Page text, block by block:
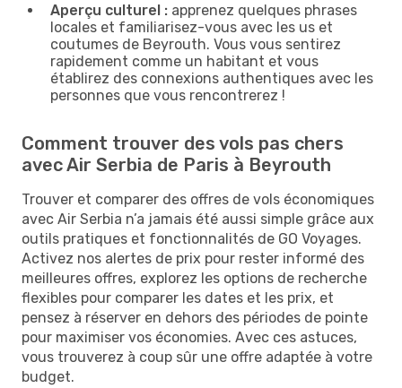
Aperçu culturel : apprenez quelques phrases
locales et familiarisez-vous avec les us et
coutumes de Beyrouth. Vous vous sentirez
rapidement comme un habitant et vous
établirez des connexions authentiques avec les
personnes que vous rencontrerez !
Comment trouver des vols pas chers
avec Air Serbia de Paris à Beyrouth
Trouver et comparer des offres de vols économiques
avec Air Serbia n’a jamais été aussi simple grâce aux
outils pratiques et fonctionnalités de GO Voyages.
Activez nos alertes de prix pour rester informé des
meilleures offres, explorez les options de recherche
flexibles pour comparer les dates et les prix, et
pensez à réserver en dehors des périodes de pointe
pour maximiser vos économies. Avec ces astuces,
vous trouverez à coup sûr une offre adaptée à votre
budget.